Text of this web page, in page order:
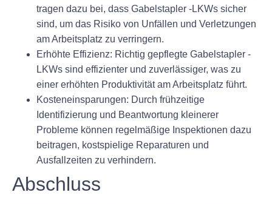
tragen dazu bei, dass Gabelstapler -LKWs sicher
sind, um das Risiko von Unfällen und Verletzungen
am Arbeitsplatz zu verringern.
Erhöhte Effizienz: Richtig gepflegte Gabelstapler -
LKWs sind effizienter und zuverlässiger, was zu
einer erhöhten Produktivität am Arbeitsplatz führt.
Kosteneinsparungen: Durch frühzeitige
Identifizierung und Beantwortung kleinerer
Probleme können regelmäßige Inspektionen dazu
beitragen, kostspielige Reparaturen und
Ausfallzeiten zu verhindern.
Abschluss